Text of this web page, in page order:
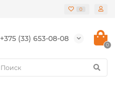
0
+375 (33) 653-08-08
0